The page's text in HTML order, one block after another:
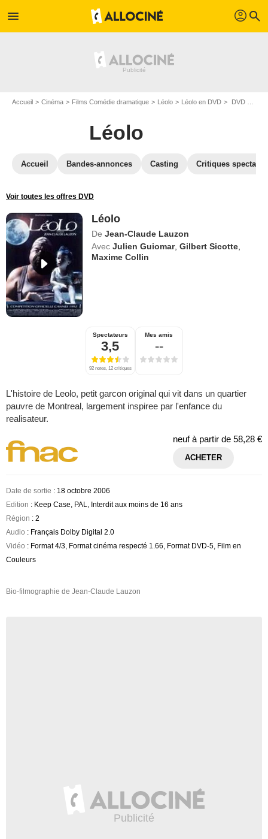
menu profil search
Accueil Cinéma Films Comédie dramatique Léolo Léolo en DVD DVD Léolo
Léolo
Accueil Bandes-annonces Casting Critiques
Voir toutes les offres DVD
Léolo
De Jean-Claude Lauzon
Avec Julien Guiomar,Gilbert Sicotte
Maxime Collin
Spectateurs
3,5
92 notes, 12 critiques
Mes amis
--
L'histoire de Leolo, petit garcon original qui vit dans un quartier
pauvre de Montreal, largement inspiree par l'enfance du
realisateur.
neuf à partir de 58,28 €
ACHETER
Date de sortie : 18 octobre 2006
Edition : Keep Case, PAL, Interdit aux moins de 16 ans
Région : 2
Audio : Français Dolby Digital 2.0
Vidéo : Format 4/3, Format cinéma respecté 1.66, Format DVD-5, Film en
Couleurs
Bio-filmographie de Jean-Claude Lauzon